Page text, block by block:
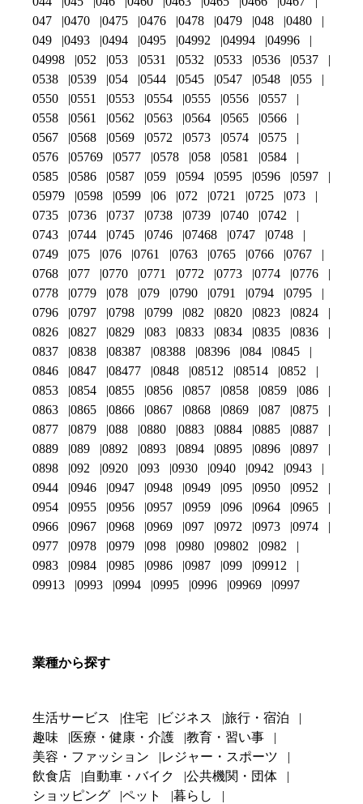
047
0470 0475 0476 0478 0479 048
0480
049
0493 0494 0495 04992 04994
04996
04998
052 053 0531 0532 0533 0536
0537
0538
0539 054 0544 0545 0547 0548
055
0550
0551 0553 0554 0555 0556
0557
0558
0561 0562 0563 0564 0565
0566
0567
0568 0569 0572 0573 0574
0575
0576
05769 0577 0578 058 0581
0584
0585
0586 0587 059 0594 0595 0596
0597
05979
0598 0599 06 072 0721 0725
073
0735
0736 0737 0738 0739 0740
0742
0743
0744 0745 0746 07468 0747
0748
0749
075 076 0761 0763 0765 0766
0767
0768
077 0770 0771 0772 0773 0774
0776
0778
0779 078 079 0790 0791 0794
0795
0796
0797 0798 0799 082 0820 0823
0824
0826
0827 0829 083 0833 0834 0835
0836
0837
0838 08387 08388 08396 084
0845
0846
0847 08477 0848 08512 08514
0852
0853
0854 0855 0856 0857 0858 0859
086
0863
0865 0866 0867 0868 0869 087
0875
0877
0879 088 0880 0883 0884 0885
0887
0889
089 0892 0893 0894 0895 0896
0897
0898
092 0920 093 0930 0940 0942
0943
0944
0946 0947 0948 0949 095 0950
0952
0954
0955 0956 0957 0959 096 0964
0965
0966
0967 0968 0969 097 0972 0973
0974
0977
0978 0979 098 0980 09802
0982
0983
0984 0985 0986 0987 099
09912
09913
0993 0994 0995 0996 09969 0997
業種から探す
生活サービス 住宅 ビジネス
旅行・宿泊
趣味
医療・健康・介護
教育・習い事
美容・ファッション
レジャー・スポーツ
飲食店
自動車・バイク
公共機関・団体
ショッピング
ペット
暮らし